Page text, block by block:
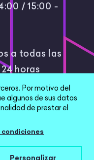
/ 15:00 -
a todas las
horas
|Política de
Por motivo del
algunos de sus datos
de prestar el
Personalizar